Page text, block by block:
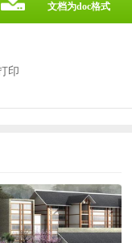
印
文档为doc格式